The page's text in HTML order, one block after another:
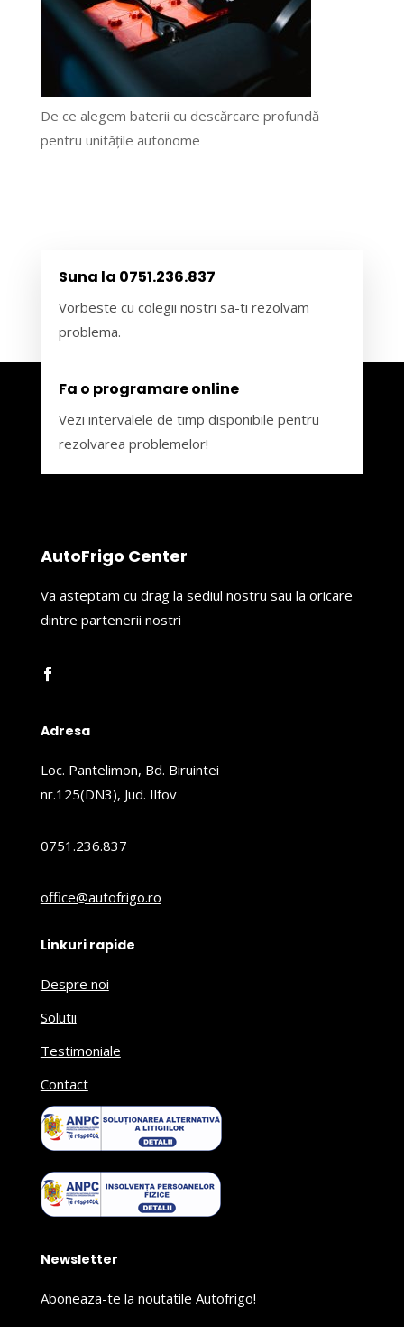
De ce alegem baterii cu descărcare profundă
pentru unitățile autonome
Suna la 0751.236.837
Vorbeste cu colegii nostri sa-ti rezolvam
problema.
Fa o programare online
Vezi intervalele de timp disponibile pentru
rezolvarea problemelor!
AutoFrigo Center
Va asteptam cu drag la sediul nostru sau la oricare
dintre partenerii nostri
Adresa
Loc. Pantelimon, Bd. Biruintei
nr.125(DN3), Jud. Ilfov
0751.236.837
office@autofrigo.ro
Linkuri rapide
Despre noi
Solutii
Testimoniale
Contact
Newsletter
Aboneaza-te la noutatile Autofrigo!